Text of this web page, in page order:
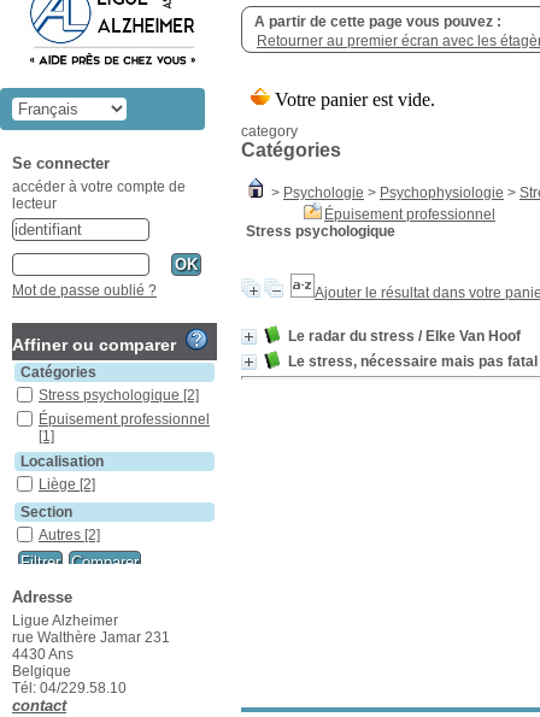
A partir de cette page vous pouvez :
Retourner au premier écran avec les
category
Catégories
> Psychologie > Psychophysiologie >
Épuisement professionnel
Stress psychologique
Ajouter le résultat dans votre
Le radar du stress / Elke Van Hoof
Le stress, nécessaire mais pas fatal
Se connecter
accéder à votre compte de
lecteur
Mot de passe oublié ?
Affiner ou comparer
Catégories
Stress psychologique [2]
Épuisement professionnel
[1]
Localisation
Liège [2]
Section
Autres [2]
Adresse
Ligue Alzheimer
rue Walthère Jamar 231
4430 Ans
Belgique
Tél: 04/229.58.10
contact